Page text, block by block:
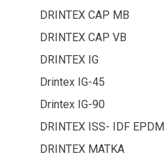
DRINTEX CAP MB
DRINTEX CAP VB
DRINTEX IG
Drintex IG-45
Drintex IG-90
DRINTEX ISS- IDF EPDM
DRINTEX MATKA